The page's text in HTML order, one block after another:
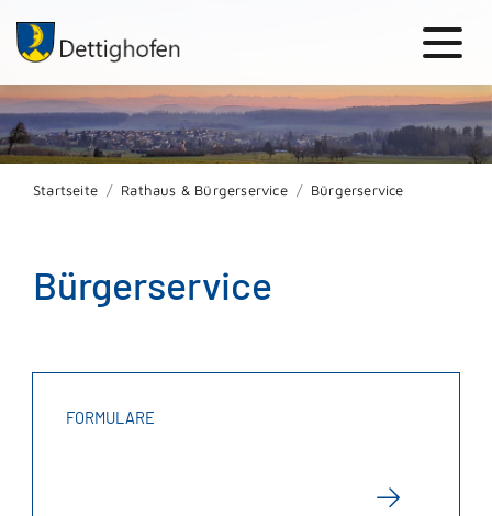
Startseite Rathaus & Bürgerservice Bürgerservice
Bürgerservice
FORMULARE